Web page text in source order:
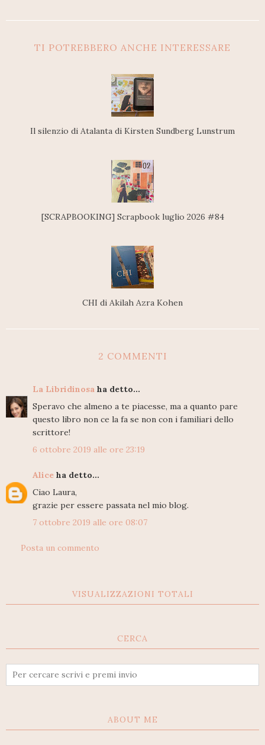
TI POTREBBERO ANCHE INTERESSARE
Il silenzio di Atalanta di Kirsten Sundberg Lunstrum
[SCRAPBOOKING] Scrapbook luglio 2026 #84
CHI di Akilah Azra Kohen
2 COMMENTI
La Libridinosa ha detto...
Speravo che almeno a te piacesse, ma a quanto pare
questo libro non ce la fa se non con i familiari dello
scrittore!
6 ottobre 2019 alle ore 23:19
Alice ha detto...
Ciao Laura,
grazie per essere passata nel mio blog.
7 ottobre 2019 alle ore 08:07
Posta un commento
VISUALIZZAZIONI TOTALI
CERCA
ABOUT ME